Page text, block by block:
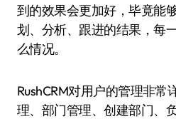
到的效果会更加好，毕竟能
划、分析、跟进的结果，每
么情况。
RushCRM对用户的管理非常
理、部门管理、创建部门、